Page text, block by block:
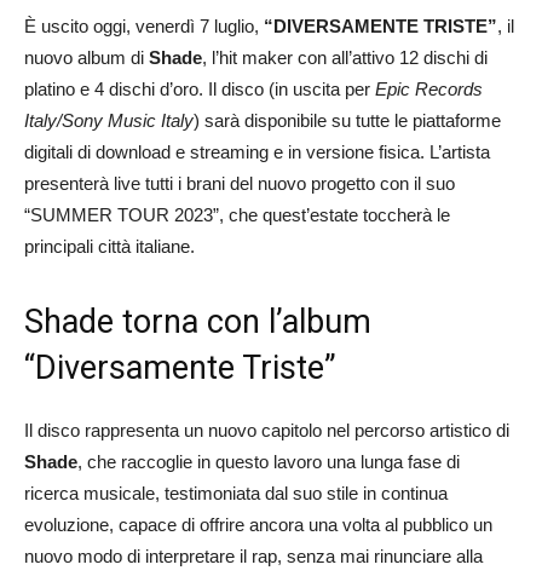
È uscito oggi, venerdì 7 luglio, “DIVERSAMENTE TRISTE”, il
nuovo album di Shade, l’hit maker con all’attivo 12 dischi di
platino e 4 dischi d’oro. Il disco (in uscita per Epic Records
Italy/Sony Music Italy) sarà disponibile su tutte le piattaforme
digitali di download e streaming e in versione fisica. L’artista
presenterà live tutti i brani del nuovo progetto con il suo
“SUMMER TOUR 2023”, che quest’estate toccherà le
principali città italiane.
Shade torna con l’album
“Diversamente Triste”
Il disco rappresenta un nuovo capitolo nel percorso artistico di
Shade, che raccoglie in questo lavoro una lunga fase di
ricerca musicale, testimoniata dal suo stile in continua
evoluzione, capace di offrire ancora una volta al pubblico un
nuovo modo di interpretare il rap, senza mai rinunciare alla